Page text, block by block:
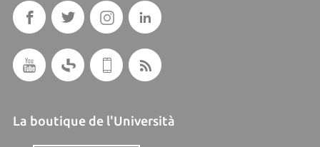
La boutique de l'Università